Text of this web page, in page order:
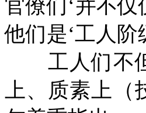
官僚们‘并不
他们是‘工人阶
工人们不但
上、质素上（